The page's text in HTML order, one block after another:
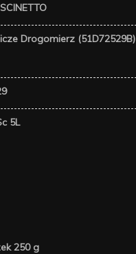
Drogomierz (51D72529B)
5L
250 g